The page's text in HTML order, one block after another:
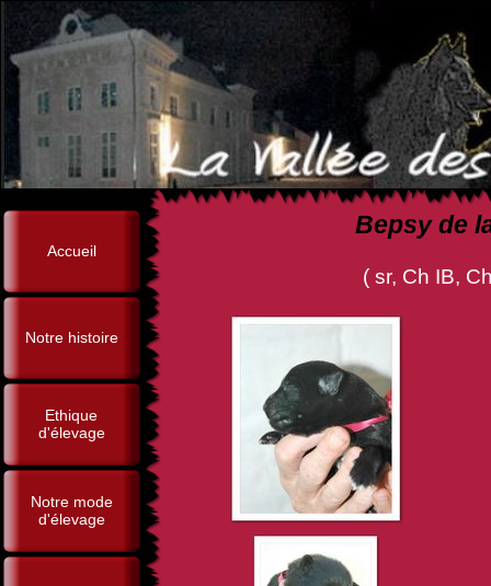
Accueil
Notre histoire
Ethique
d'élevage
Notre mode
d'élevage
Bepsy de
( sr, Ch IB, Ch Tr,